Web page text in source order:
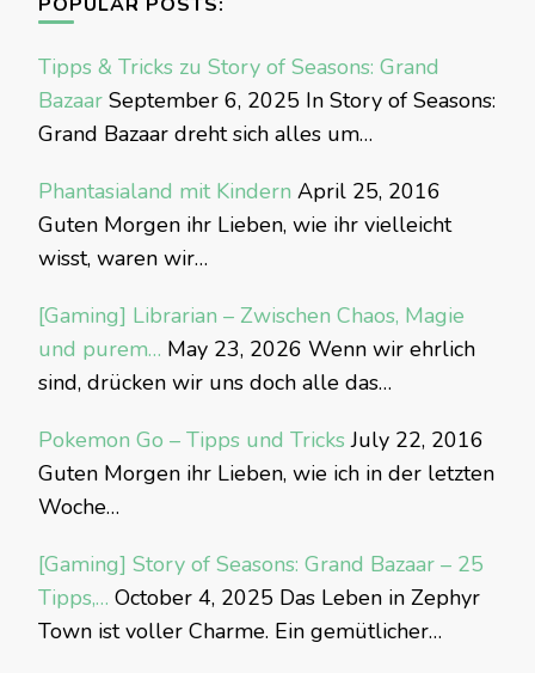
Tipps & Tricks zu Story of Seasons: Grand
Bazaar September 6, 2025 In Story of Seasons:
Grand Bazaar dreht sich alles um…
Phantasialand mit Kindern April 25, 2016
Guten Morgen ihr Lieben, wie ihr vielleicht
wisst, waren wir…
[Gaming] Librarian – Zwischen Chaos, Magie
und purem… May 23, 2026 Wenn wir ehrlich
sind, drücken wir uns doch alle das…
Pokemon Go – Tipps und Tricks July 22, 2016
Guten Morgen ihr Lieben, wie ich in der letzten
Woche…
[Gaming] Story of Seasons: Grand Bazaar – 25
Tipps,… October 4, 2025 Das Leben in Zephyr
Town ist voller Charme. Ein gemütlicher…